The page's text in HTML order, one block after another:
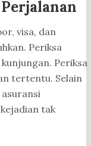
visa, dan
Periksa
Periksa
tertentu. Selain
tak